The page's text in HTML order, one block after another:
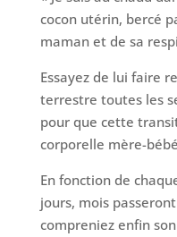
cocon utérin, bercé
maman et de sa
Essayez de lui faire
terrestre toutes les
pour que cette
corporelle mère-
En fonction de
jours, mois
compreniez enfin